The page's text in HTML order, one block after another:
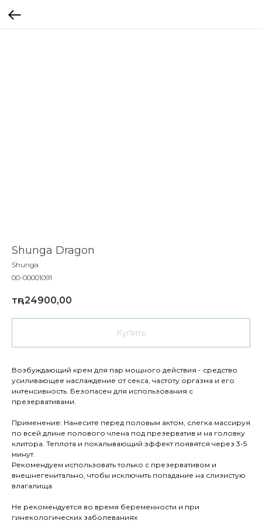
Shunga Dragon
Shunga
00-00001091
тңг.24900,00
Купить
Возбуждающий крем для пар мощного действия - средство
усиливающее наслаждение от секса, частоту оргазма и его
интенсивность. Безопасен для использования с
презервативами.
Применение: Нанесите перед половым актом, слегка массируя
по всей длине полового члена под презерватив и на головку
клитора. Теплота и покалывающий эффект появятся через 3-5
минут.
Рекомендуем использовать только с презервативом и
внешнегенитально, чтобы исключить попадание на слизистую
влагалища
Не рекомендуется во время беременности и при
гинекологических заболеваниях